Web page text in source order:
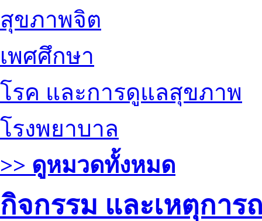
สุขภาพจิต
เพศศึกษา
โรค และการดูแลสุขภาพ
โรงพยาบาล
>> ดูหมวดทั้งหมด
กิจกรรม และเหตุกา